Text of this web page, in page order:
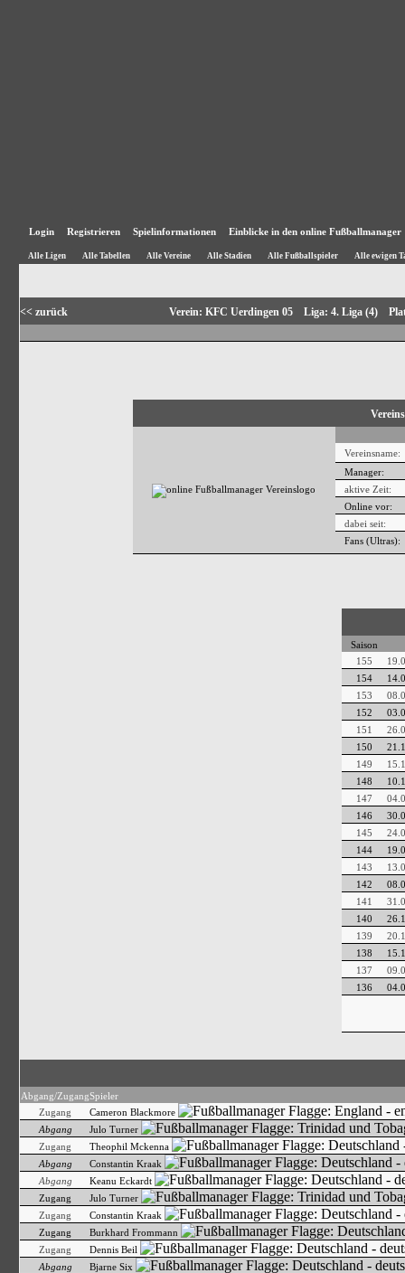
Login Registrieren Spielinformationen Einblicke in den online Fußballmanager
Alle Ligen Alle Tabellen Alle Vereine Alle Stadien Alle Fußballspieler Alle ewigen
<< zurück Verein: KFC Uerdingen 05 Liga: 4. Liga (4)
Vereinsname:
Manager:
aktive Zeit:
Online vor:
dabei seit:
Fans (Ultras):
Saison
155
154
153
152
151
150
149
148
147
146
145
144
143
142
141
140
139
138
137
136
Abgang/ZugangSpieler
Zugang
Cameron Blackmore
Abgang
Julo Turner
Zugang
Theophil Mckenna
Abgang
Constantin Kraak
Abgang
Keanu Eckardt
Zugang
Julo Turner
Zugang
Constantin Kraak
Zugang
Burkhard Frommann
Zugang
Dennis Beil
Abgang
Bjarne Six